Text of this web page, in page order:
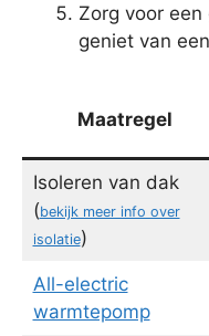
Zorg voor
geniet van
Maatregel
Isoleren van dak
(bekijk meer info over
isolatie)
All-electric
warmtepomp